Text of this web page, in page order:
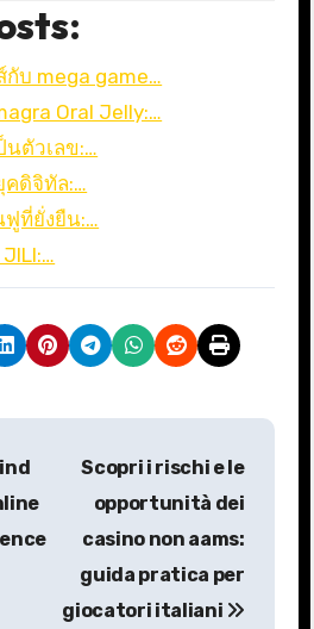
บ mega game…
Oral Jelly:…
นตัวเลข:…
คดิจิทัล:…
ฟูที่ยั่งยืน:…
Scopri i rischi e le
opportunità dei
casino non aams:
guida pratica per
giocatori italiani